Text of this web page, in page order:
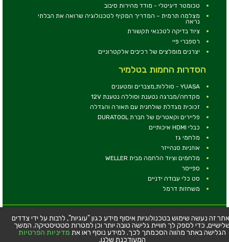
טכומטר דיגיטלי - מודד מהירות סיבוב
מצלמה תרמית – המדריך המקיף לטכנולוגיה שרואה את הבלתי
נראה
ציוד בדיקה לטכנאי תקשורת
רספברי פיי
יצרנים מומלצים של רכיבים אלקטרוניים
הסדרות החמות בטלמיר
YUASA - סוללות,מצברים ומטענים
מקדחה/מברגה נטענת וסוללה נטענת 12V
זכוכית מגדלת שולחנית עם תאורה והגדלה
פליירים וקאטרים של חברת DURATOOL
כבלי HDMI איכותיים
מלחמי גז
אוזניות סנהייזר
מלחמים וציוד הלחמה מבית WELLER
ספייסר
סט כלי עבודה ידניים
משחזות דרמל
© כל הזכויות שמורות - טלמיר אלקטרוניקה בע''מ
כתובת: דרך העצמאות 63, חיפה
טלפון:04-8534564
זה נעשה שימוש בטכנולוגיות איסוף מידע כגון "עוגיות", לרבות על ידי צדדים
כדי לספק לך חוויית גלישה טובה יותר וכן למטרות סטטיסטיקה. המשך
הגלישה באתר מהווה הסכמתך לכך. למידע נוסף ראו את מדיניות הפרטיות
המעודכנת שלנו.